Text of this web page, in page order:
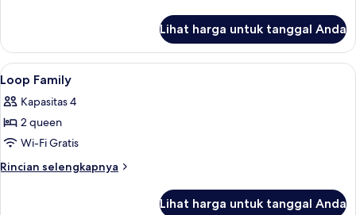
Corner
Cyan
Lihat harga untuk tanggal Anda
Lihat
semua
foto
untuk
Loop
Family
Minibar, brankas, meja kerja, dan
5
Loop Family
Kapasitas 4
2 queen
Wi-Fi Gratis
Rincian selengkapnya
Rincian
Lihat harga untuk tanggal Anda